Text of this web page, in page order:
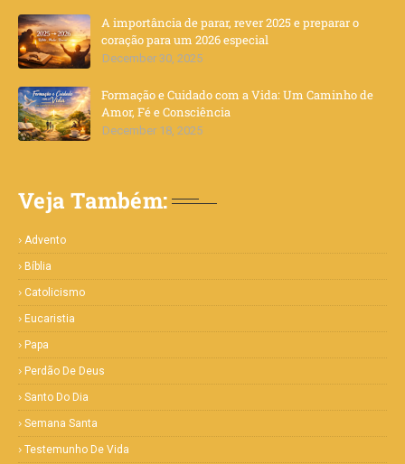
A importância de parar, rever 2025 e preparar o
coração para um 2026 especial
December 30, 2025
Formação e Cuidado com a Vida: Um Caminho de
Amor, Fé e Consciência
December 18, 2025
Veja Também:
Advento
Bíblia
Catolicismo
Eucaristia
Papa
Perdão De Deus
Santo Do Dia
Semana Santa
Testemunho De Vida